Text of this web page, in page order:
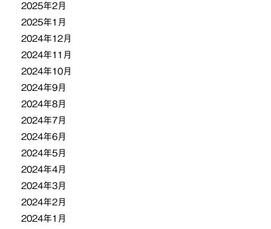
2025年2月
2025年1月
2024年12月
2024年11月
2024年10月
2024年9月
2024年8月
2024年7月
2024年6月
2024年5月
2024年4月
2024年3月
2024年2月
2024年1月